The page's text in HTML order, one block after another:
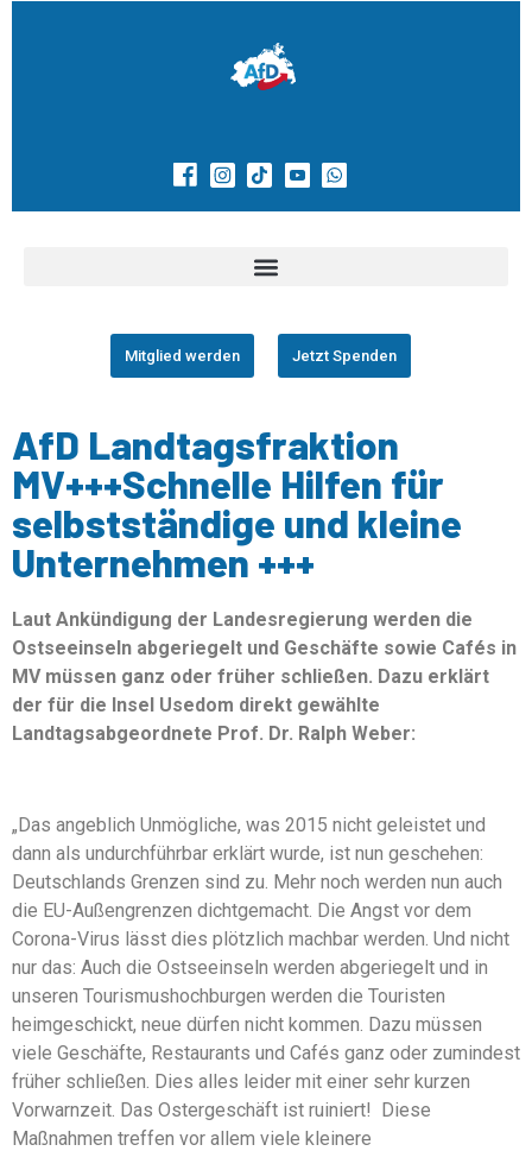
Mitglied werden Jetzt Spenden
AfD Landtagsfraktion
MV+++Schnelle Hilfen für
selbstständige und kleine
Unternehmen +++
Laut Ankündigung der Landesregierung werden die
Ostseeinseln abgeriegelt und Geschäfte sowie Cafés in
MV müssen ganz oder früher schließen. Dazu erklärt
der für die Insel Usedom direkt gewählte
Landtagsabgeordnete Prof. Dr. Ralph Weber:
„Das angeblich Unmögliche, was 2015 nicht geleistet und
dann als undurchführbar erklärt wurde, ist nun geschehen:
Deutschlands Grenzen sind zu. Mehr noch werden nun auch
die EU-Außengrenzen dichtgemacht. Die Angst vor dem
Corona-Virus lässt dies plötzlich machbar werden. Und nicht
nur das: Auch die Ostseeinseln werden abgeriegelt und in
unseren Tourismushochburgen werden die Touristen
heimgeschickt, neue dürfen nicht kommen. Dazu müssen
viele Geschäfte, Restaurants und Cafés ganz oder zumindest
früher schließen. Dies alles leider mit einer sehr kurzen
Vorwarnzeit. Das Ostergeschäft ist ruiniert! Diese
Maßnahmen treffen vor allem viele kleinere